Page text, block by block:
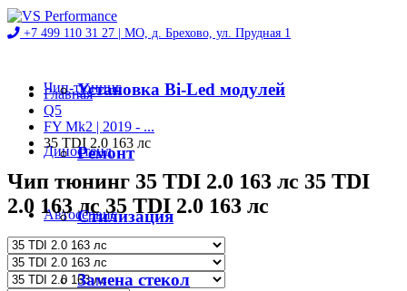
+7 499 110 31 27 | МО, д. Брехово, ул. Прудная 1
Чип-тюнинг
Диностенд
Автосервис
Магазин
Установка Bi-Led модулей
Ремонт
Стилизация
Замена стекол
Главная
Q5
FY Mk2 | 2019 - ...
35 TDI 2.0 163 лс
Чип тюнинг 35 TDI 2.0 163 лс 35 TDI
2.0 163 лс 35 TDI 2.0 163 лс